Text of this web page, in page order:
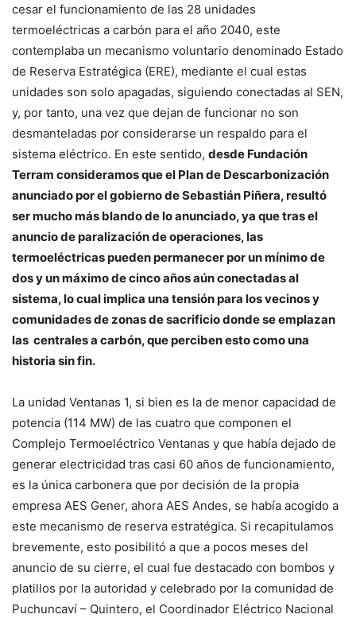
cesar el funcionamiento de las 28 unidades
termoeléctricas a carbón para el año 2040, este
contemplaba un mecanismo voluntario denominado Estado
de Reserva Estratégica (ERE), mediante el cual estas
unidades son solo apagadas, siguiendo conectadas al SEN,
y, por tanto, una vez que dejan de funcionar no son
desmanteladas por considerarse un respaldo para el
sistema eléctrico. En este sentido, desde Fundación
Terram consideramos que el Plan de Descarbonización
anunciado por el gobierno de Sebastián Piñera, resultó
ser mucho más blando de lo anunciado, ya que tras el
anuncio de paralización de operaciones, las
termoeléctricas pueden permanecer por un mínimo de
dos y un máximo de cinco años aún conectadas al
sistema, lo cual implica una tensión para los vecinos y
comunidades de zonas de sacrificio donde se emplazan
las centrales a carbón, que perciben esto como una
historia sin fin.
La unidad Ventanas 1, si bien es la de menor capacidad de
potencia (114 MW) de las cuatro que componen el
Complejo Termoeléctrico Ventanas y que había dejado de
generar electricidad tras casi 60 años de funcionamiento,
es la única carbonera que por decisión de la propia
empresa AES Gener, ahora AES Andes, se había acogido a
este mecanismo de reserva estratégica. Si recapitulamos
brevemente, esto posibilitó a que a pocos meses del
anuncio de su cierre, el cual fue destacado con bombos y
platillos por la autoridad y celebrado por la comunidad de
Puchuncaví – Quintero, el Coordinador Eléctrico Nacional